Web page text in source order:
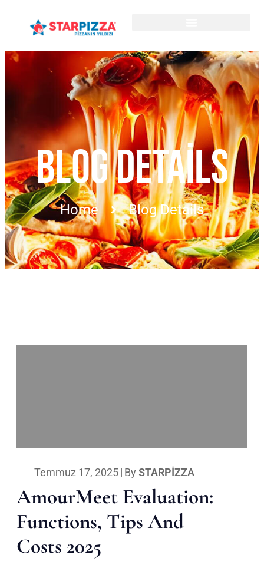
BLOG DETAILS
Home Blog Details
Temmuz 17, 2025| By STARPIZZA
AmourMeet Evaluation:
Functions, Tips And
Costs 2025